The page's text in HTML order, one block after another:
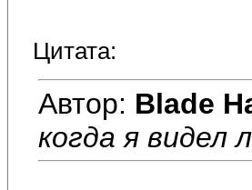
Цитата:
Автор: Blade
когда я видел